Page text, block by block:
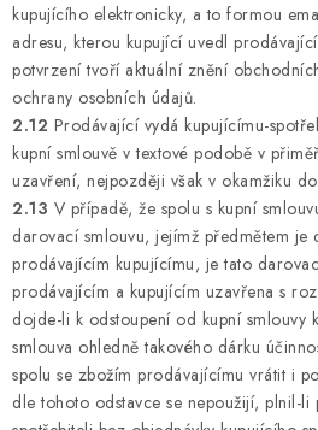
kupujícího elektronicky, a to formou
adresu, kterou kupující uvedl
potvrzení tvoří aktuální znění
ochrany osobních údajů.
2.12 Prodávající vydá kupujícímu-
kupní smlouvě v textové podobě v
uzavření, nejpozději však v okamžiku
2.13 V případě, že spolu s kupní
darovací smlouvu, jejímž předmětem je
prodávajícím kupujícímu, je tato
prodávajícím a kupujícím uzavřena s
dojde-li k odstoupení od kupní smlouvy
smlouva ohledně takového dárku
spolu se zbožím prodávajícímu vrátit i
dle tohoto odstavce se nepoužijí, plnil-li